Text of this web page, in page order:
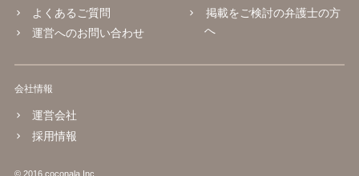
よくあるご質問
運営へのお問い合わせ
掲載をご検討の弁護士の方
へ
会社情報
運営会社
採用情報
© 2016 coconala Inc.